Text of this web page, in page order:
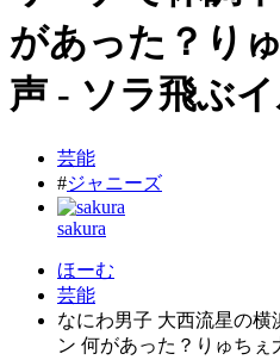
があった？り
声 - ソラ飛ぶ
芸能
#ジャニーズ
sakura
ほーむ
芸能
なにわ男子 大西流星の横
ン 何があった？りゅちぇ